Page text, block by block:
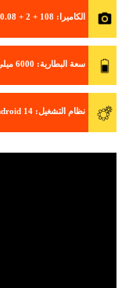
الكاميرا: 108 + 2 + 0.08 / 32 ميغابكسل
سعة البطارية: 6000 ميلي أومبير ساعة
نظام التشغيل: Android 14